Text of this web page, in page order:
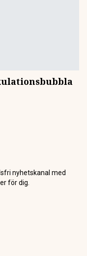
nyhetskanal med
för dig.